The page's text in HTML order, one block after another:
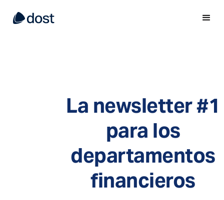
La newsletter #1
para los
departamentos
financieros